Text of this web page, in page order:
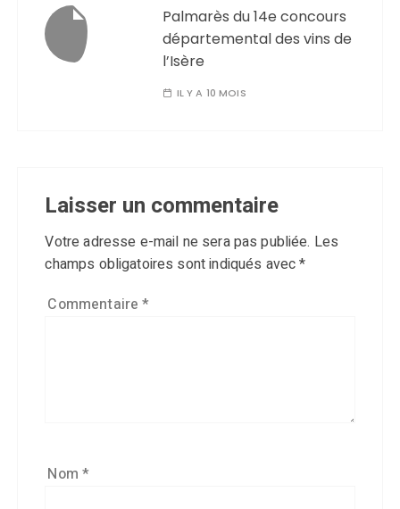
Palmarès du 14e concours
départemental des vins de
l’Isère
IL Y A 10 MOIS
Laisser un commentaire
Votre adresse e-mail ne sera pas publiée. Les
champs obligatoires sont indiqués avec*
Commentaire*
Nom*